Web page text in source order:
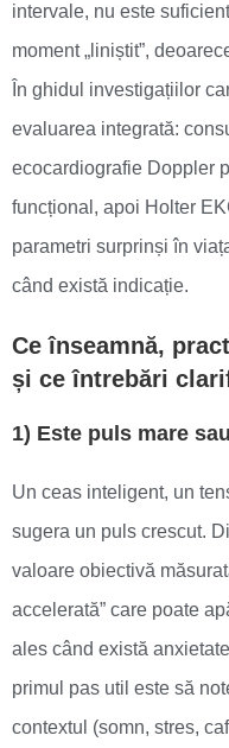
intervale, nu este
moment „liniștit”,
În ghidul investigațiilor
evaluarea integrată:
ecocardiografie Doppler
funcțional, apoi Holter
parametri surprinși în
când există indicație.
Ce înseamnă,
și ce întrebări
1) Este puls mare
Un ceas inteligent, un
sugera un puls crescut.
valoare obiectivă
accelerată” care poate
ales când există
primul pas util este să
contextul (somn, stres,